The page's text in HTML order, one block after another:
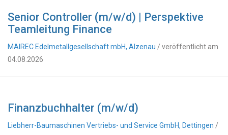
Senior Controller (m/w/d) | Perspektive
Teamleitung Finance
MAIREC Edelmetallgesellschaft mbH, Alzenau / veröffentlicht am
04.08.2026
Finanzbuchhalter (m/w/d)
Liebherr-Baumaschinen Vertriebs- und Service GmbH, Dettingen /